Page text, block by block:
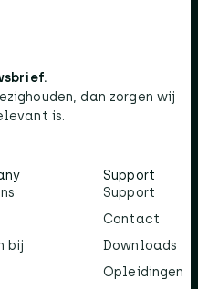
dan zorgen wij
is.
bij
Support
Support
Contact
Downloads
Opleidingen